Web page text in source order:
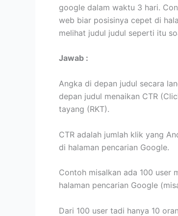
google dalam waktu 3 hari.
web biar posisinya cepet di
melihat judul judul seperti itu
Jawab :
Angka di depan judul secara
depan judul menaikan CTR
tayang (RKT).
CTR adalah jumlah klik yang
di halaman pencarian Google.
Contoh misalkan ada 100 user
halaman pencarian Google
Dari 100 user tadi hanya 10